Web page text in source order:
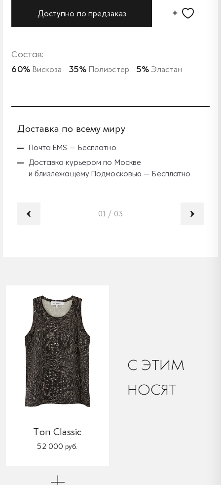
Доступно по предзаказ
Состав:
60% Вискоза 35% Полиэстер 5% Эластан
Доставка по всему миру
Почта EMS — Бесплатно
Доставка курьером по Москве
и близлежащему Подмосковью — Бесплатно
01 / 03
C ЭТИМ
НОСЯТ
Топ Classic
52 000 руб.